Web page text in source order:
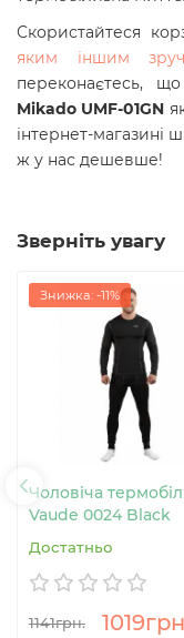
Скористайтеся
яким іншим
переконаєтесь, що
Mikado UMF-01GN
інтернет-магазині
ж у нас дешевше!
Зверніть увагу
Знижка: -11%
Чоловіча
Vaude 0024 Black
Достатньо
1141грн.